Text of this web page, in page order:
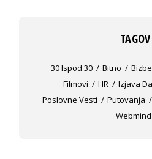
30 Ispod 30 Bitno
Filmovi
HR Izjava
Poslovne Vesti
Putovanja
Webmind